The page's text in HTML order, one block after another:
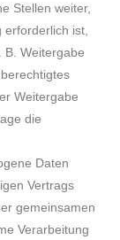
Stellen weiter,
ist,
B. Weitergabe
Weitergabe
die
Daten
Vertrags
gemeinsamen
Verarbeitung